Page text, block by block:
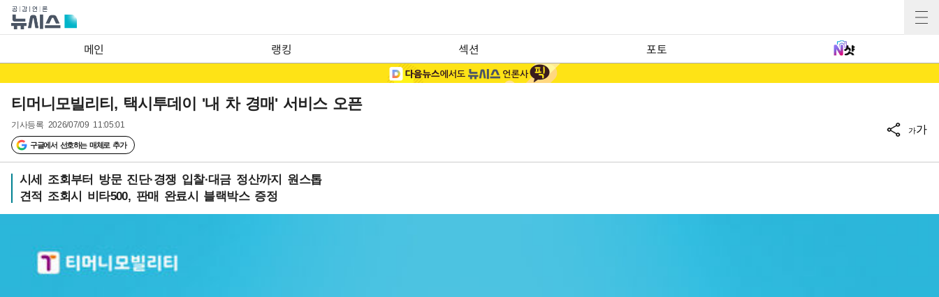
메인 랭킹 섹션 포토
티머니모빌리티, 택시투데이 '내 차 경매' 서비스 오픈
기사등록 2026/07/09 11:05:01
구글에서 선호하는 매체로 추가
가가
시세 조회부터 방문 진단·경쟁 입찰·대금 정산까지 원스톱
견적 조회시 비타500, 판매 완료시 블랙박스 증정